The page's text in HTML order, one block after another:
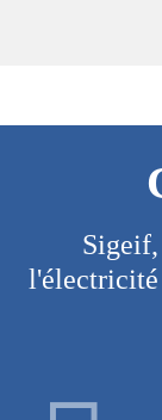
l'électricité